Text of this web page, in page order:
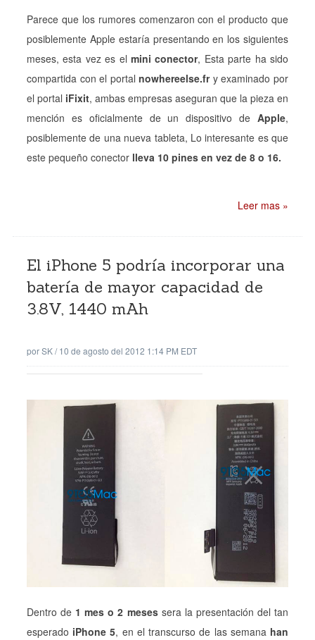
Parece que los rumores comenzaron con el producto que
posiblemente Apple estaría presentando en los siguientes
meses, esta vez es el mini conector, Esta parte ha sido
compartida con el portal nowhereelse.fry examinado por
el portal iFixit, ambas empresas aseguran que la pieza en
mención es oficialmente de un dispositivo de Apple,
posiblemente de una nueva tableta, Lo interesante es que
este pequeño conector lleva 10 pines en vez de 8 o 16.
Leer mas »
El iPhone 5 podría incorporar una
batería de mayor capacidad de
3.8V, 1440 mAh
porSK/10 de agosto del 2012 1:14 PM EDT
Dentro de 1 mes o 2 mesessera la presentación del tan
esperado iPhone 5, en el transcurso de las semana han